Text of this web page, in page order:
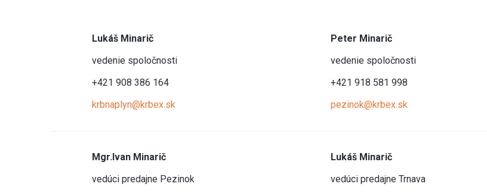
Lukáš Minarič
vedenie spoločnosti
+421 908 386 164
krbnaplyn@krbex.sk
Peter Minarič
vedenie spoločnosti
+421 918 581 998
pezinok@krbex.sk
Mgr.Ivan Minarič
vedúci predajne Pezinok
Lukáš Minarič
vedúci predajne Trnava